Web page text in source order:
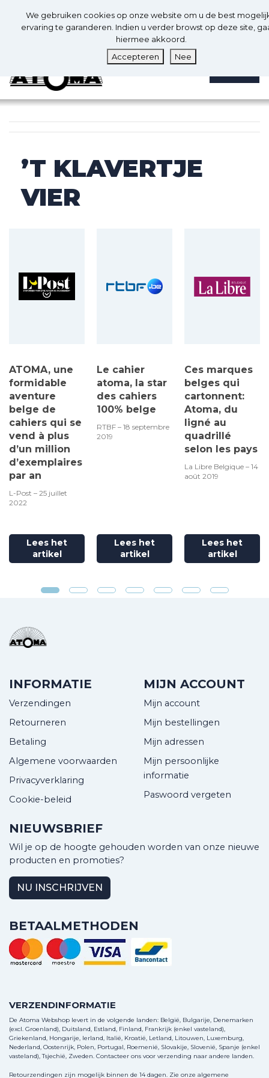
Nl
0 0
’T KLAVERTJE
VIER
ATOMA, une
formidable
aventure
belge de
cahiers qui se
vend à plus
d’un million
d’exemplaires
par an
L-Post – 25 juillet
2022
Lees het
artikel
Le cahier
atoma, la star
des cahiers
100% belge
RTBF – 18 septembre
2019
Lees het
artikel
Ces marques
belges qui
cartonnent:
Atoma, du
ligné au
quadrillé
selon les pays
La Libre Belgique – 14
août 2019
Lees het
artikel
INFORMATIE
Verzendingen
Retourneren
Betaling
Algemene voorwaarden
Privacyverklaring
Cookie-beleid
MIJN ACCOUNT
Mijn account
Mijn bestellingen
Mijn adressen
Mijn persoonlijke
informatie
Paswoord vergeten
NIEUWSBRIEF
Wil je op de hoogte gehouden worden van onze nieuwe
producten en promoties?
NU INSCHRIJVEN
BETAALMETHODEN
VERZENDINFORMATIE
De Atoma Webshop levert in de volgende landen: België, Bulgarije, Denemarken
(excl. Groenland), Duitsland, Estland, Finland, Frankrijk (enkel vasteland),
Griekenland, Hongarije, Ierland, Italië, Kroatië, Letland, Litouwen, Luxemburg,
Nederland, Oostenrijk, Polen, Portugal, Roemenië, Slovakije, Slovenië, Spanje (enkel
vasteland), Tsjechië, Zweden. Contacteer ons voor verzending naar andere landen.
Retourzendingen zijn mogelijk binnen de 14 dagen. Zie onze algemene
We gebruiken cookies op onze website om u de best
ervaring te garanderen. Indien u verder browst op deze site,
hiermee akkoord.
Accepteren
Nee